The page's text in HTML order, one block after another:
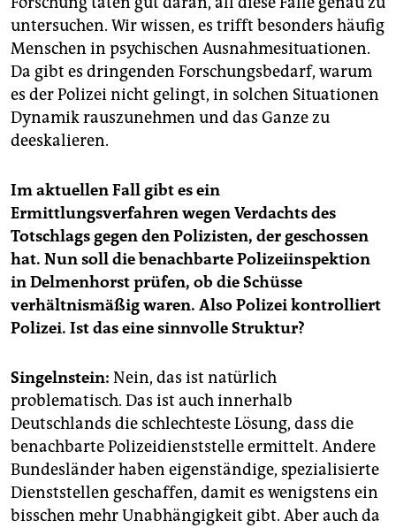
untersuchen. Wir wissen, es trifft besonders häufig
Menschen in psychischen Ausnahmesituationen.
Da gibt es dringenden Forschungsbedarf, warum
es der Polizei nicht gelingt, in solchen Situationen
Dynamik rauszunehmen und das Ganze zu
deeskalieren.
Im aktuellen Fall gibt es ein
Ermittlungsverfahren wegen Verdachts des
Totschlags gegen den Polizisten, der geschossen
hat. Nun soll die benachbarte Polizeiinspektion
in Delmenhorst prüfen, ob die Schüsse
verhältnismäßig waren. Also Polizei kontrolliert
Polizei. Ist das eine sinnvolle Struktur?
Singelnstein: Nein, das ist natürlich
problematisch. Das ist auch innerhalb
Deutschlands die schlechteste Lösung, dass die
benachbarte Polizeidienststelle ermittelt. Andere
Bundesländer haben eigenständige, spezialisierte
Dienststellen geschaffen, damit es wenigstens ein
bisschen mehr Unabhängigkeit gibt. Aber auch da